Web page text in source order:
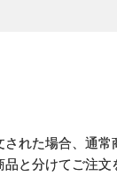
れた場合、通
と分けてご注文